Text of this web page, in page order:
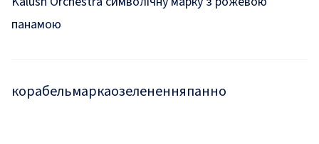
панамою
корабельмаркаозелененняпанно